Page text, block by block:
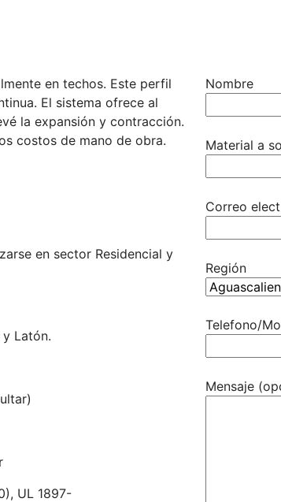
en techos. Este perfil
El sistema ofrece al
la expansión y contracción.
costos de mano de obra.
en sector Residencial y
Latón.
UL 1897-
Nombre
Material a
Correo
Región
Telefono/
Mensaje